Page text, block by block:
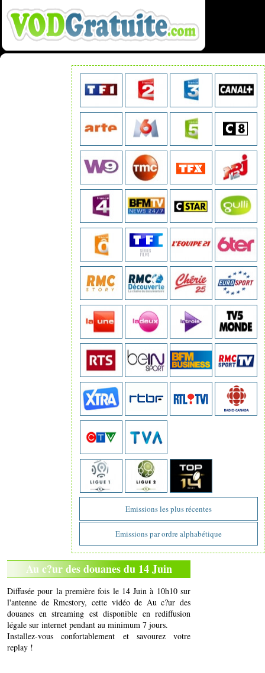
Emissions les plus récentes
Emissions par ordre alphabétique
Au c?ur des douanes du 14 Juin
Diffusée pour la première fois le 14 Juin à 10h10 sur
l'antenne de Rmcstory, cette vidéo de Au c?ur des
douanes en streaming est disponible en rediffusion
légale sur internet pendant au minimum 7 jours.
Installez-vous confortablement et savourez votre
replay !